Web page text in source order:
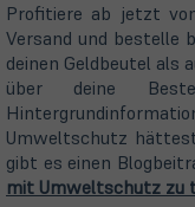
Profitiere ab jetzt
Versand und bestelle
deinen Geldbeutel als
über deine
Umweltschutz
gibt es einen
mit Umweltschutz zu